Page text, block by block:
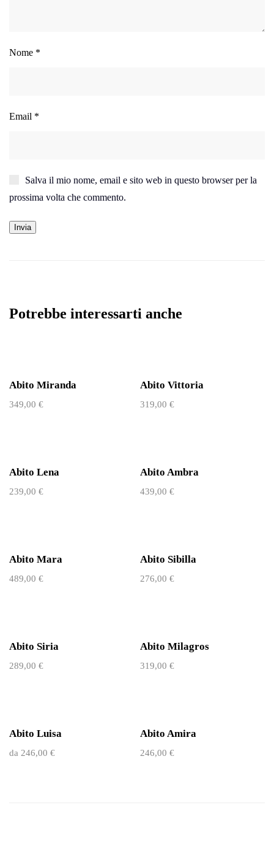
Nome *
Email *
Salva il mio nome, email e sito web in questo browser per la
prossima volta che commento.
Potrebbe interessarti anche
Abito Miranda
349,00 €
Abito Vittoria
319,00 €
Abito Lena
239,00 €
Abito Ambra
439,00 €
Abito Mara
489,00 €
Abito Sibilla
276,00 €
Abito Siria
289,00 €
Abito Milagros
319,00 €
Abito Luisa
da 246,00 €
Abito Amira
246,00 €